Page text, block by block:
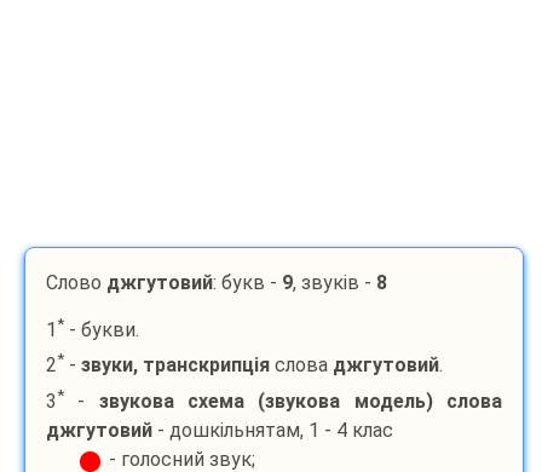
Слово джгутовий: букв - 9, звуків - 8
1 * - букви.
2* - звуки, транскрипція слова джгутовий.
3* - звукова схема (звукова модель) слова
джгутовий - дошкільнятам, 1 - 4 клас
- голосний звук;